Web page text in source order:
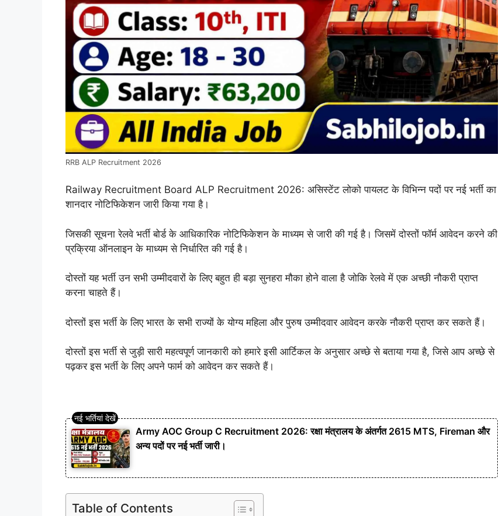
RRB ALP Recruitment 2026
Railway Recruitment Board ALP Recruitment 2026: असिस्टेंट लोको पायलट के विभिन्न पदों पर नई भर्ती का
शानदार नोटिफिकेशन जारी किया गया है।
जिसकी सूचना रेलवे भर्ती बोर्ड के आधिकारिक नोटिफिकेशन के माध्यम से जारी की गई है। जिसमें दोस्तों फॉर्म आवेदन करने की
प्रक्रिया ऑनलाइन के माध्यम से निर्धारित की गई है।
दोस्तों यह भर्ती उन सभी उम्मीदवारों के लिए बहुत ही बड़ा सुनहरा मौका होने वाला है जोकि रेलवे में एक अच्छी नौकरी प्राप्त
करना चाहते हैं।
दोस्तों इस भर्ती के लिए भारत के सभी राज्यों के योग्य महिला और पुरुष उम्मीदवार आवेदन करके नौकरी प्राप्त कर सकते हैं।
दोस्तों इस भर्ती से जुड़ी सारी महत्वपूर्ण जानकारी को हमारे इसी आर्टिकल के अनुसार अच्छे से बताया गया है, जिसे आप अच्छे से
पढ़कर इस भर्ती के लिए अपने फार्म को आवेदन कर सकते हैं।
Army AOC Group C Recruitment 2026: रक्षा मंत्रालय के अंतर्गत 2615 MTS, Fireman और
अन्य पदों पर नई भर्ती जारी।
Table of Contents